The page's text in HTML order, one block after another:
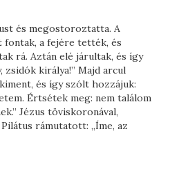
és megostoroztatta. A
a fejére tették, és
rá. Aztán elé járultak, és így
zsidók királya!” Majd arcul
és így szólt hozzájuk:
Értsétek meg: nem találom
Jézus töviskoronával,
rámutatott: „Íme, az